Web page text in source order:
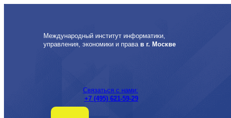
Международный институт информатики,
управления, экономики и правав г. Москве
Связаться с нами:
+7 (495) 621-59-29